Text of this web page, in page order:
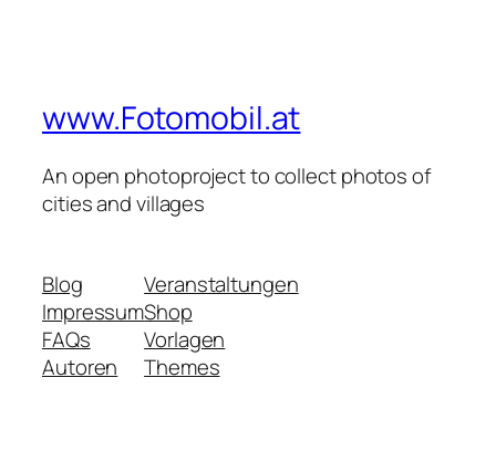
www.Fotomobil.at
An open photoproject to collect photos of
cities and villages
Blog
Impressum
FAQs
Autoren
Veranstaltungen
Shop
Vorlagen
Themes